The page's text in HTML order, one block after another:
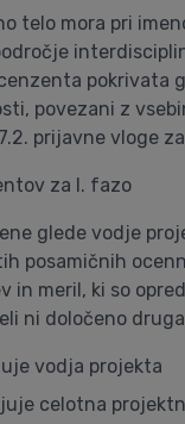
telo mora pri
pokrivata
povezani z
prijavne vloge
za I. fazo
glede vodje
posamičnih
in meril, ki so
ni določeno
vodja projekta
celotna